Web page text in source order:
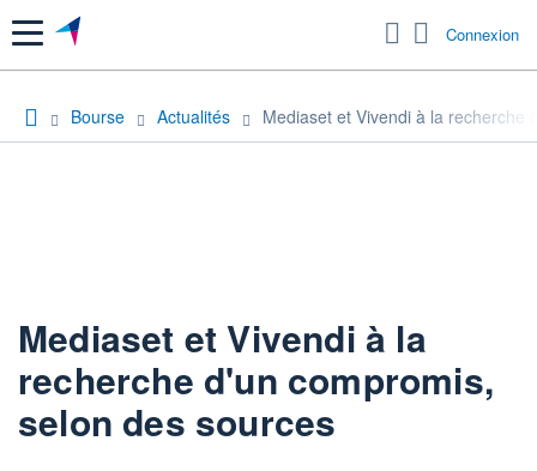
Menu Connexion
Bourse Actualités Mediaset et Vivendi à la recherche
Mediaset et Vivendi à la
recherche d'un compromis,
selon des sources